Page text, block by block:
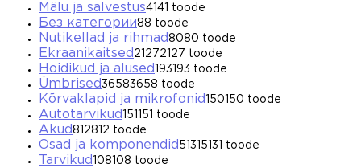
Mälu ja salvestus41 41 toode
Без категории88 toode
Nutikellad ja rihmad 8080 toode
Ekraanikaitsed 21272127 toode
Hoidikud ja alused 193 193 toode
Ümbrised36583658 toode
Kõrvaklapid ja mikrofonid 150 150 toode
Autotarvikud 151 151 toode
Akud 812812 toode
Osad ja komponendid 5131 5131 toode
Tarvikud 108 108 toode